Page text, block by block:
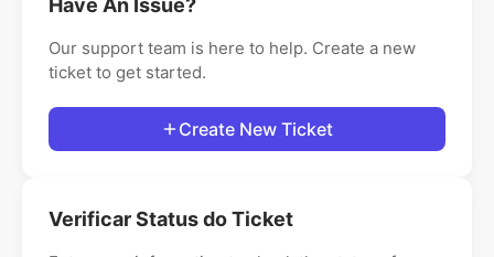
Have An Issue?
Our support team is here to help. Create a new
ticket to get started.
Create New Ticket
Verificar Status do Ticket